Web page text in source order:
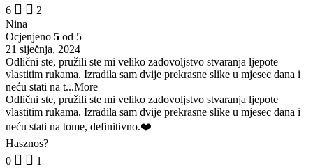
6
2
Nina
Ocjenjeno 5 od 5
21 siječnja, 2024
Odlični ste, pružili ste mi veliko zadovoljstvo stvaranja ljepote
vlastitim rukama. Izradila sam dvije prekrasne slike u mjesec dana i
neću stati na t...More
Odlični ste, pružili ste mi veliko zadovoljstvo stvaranja ljepote
vlastitim rukama. Izradila sam dvije prekrasne slike u mjesec dana i
neću stati na tome, definitivno.❤️
Hasznos?
0
1